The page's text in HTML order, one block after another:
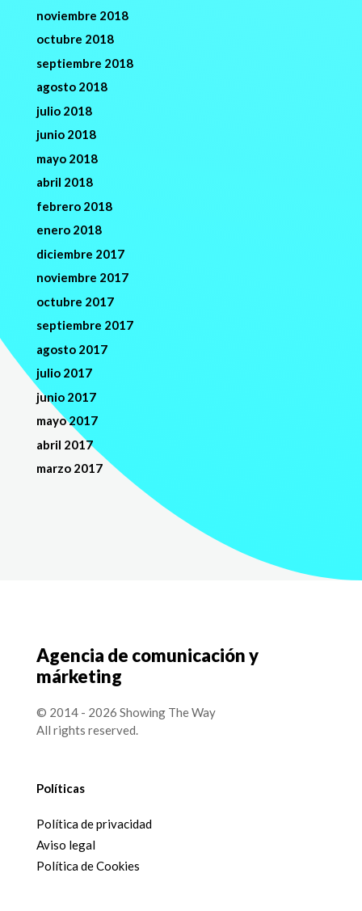
noviembre 2018
octubre 2018
septiembre 2018
agosto 2018
julio 2018
junio 2018
mayo 2018
abril 2018
febrero 2018
enero 2018
diciembre 2017
noviembre 2017
octubre 2017
septiembre 2017
agosto 2017
julio 2017
junio 2017
mayo 2017
abril 2017
marzo 2017
Agencia de comunicación y
márketing
© 2014 - 2026 Showing The Way
All rights reserved.
Políticas
Política de privacidad
Aviso legal
Política de Cookies